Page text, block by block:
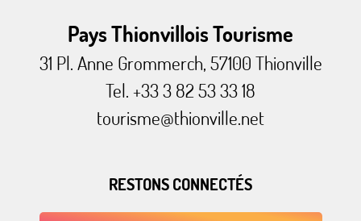
Pays Thionvillois Tourisme
31 Pl. Anne Grommerch, 57100 Thionville
Tel. +33 3 82 53 33 18
tourisme@thionville.net
RESTONS CONNECTÉS